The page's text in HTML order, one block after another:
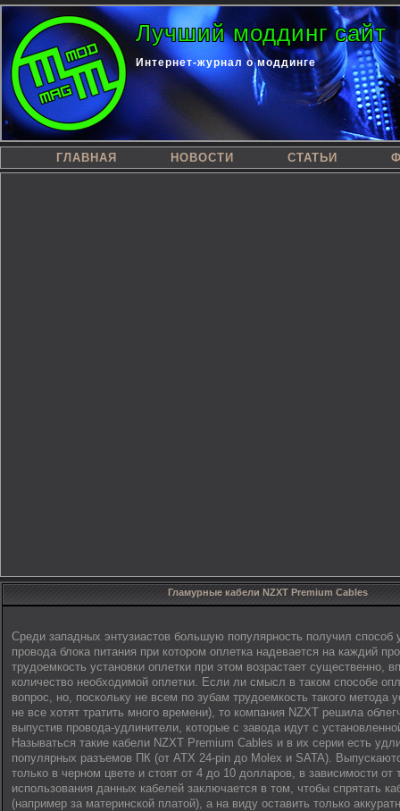
Лучший моддинг сайт
Интернет-журнал о моддинге
ГЛАВНАЯ НОВОСТИ СТАТЬИ
Гламурные кабели NZXT Premium Cables
Среди западных энтузиастов большую популярность получил способ
провода блока питания при котором оплетка надевается на каждий
трудоемкость установки оплетки при этом возрастает существенно,
количество необходимой оплетки. Если ли смысл в таком способе
вопрос, но, поскольку не всем по зубам трудоемкость такого метода
не все хотят тратить много времени), то компания NZXT решила
выпустив провода-удлинители, которые с завода идут с
Называться такие кабели NZXT Premium Cables и в их серии есть
популярных разъемов ПК (от ATX 24-pin до Molex и SATA).
только в черном цвете и стоят от 4 до 10 долларов, в зависимости
использования данных кабелей заключается в том, чтобы спрятать
(например за материнской платой), а на виду оставить только